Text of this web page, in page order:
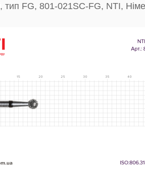
тип FG, 801-021SC-FG, NTI,